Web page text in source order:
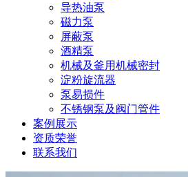
导热油泵
磁力泵
屏蔽泵
酒精泵
机械及釜用机械密封
淀粉旋流器
泵易损件
不锈钢泵及阀门管件
案例展示
资质荣誉
联系我们